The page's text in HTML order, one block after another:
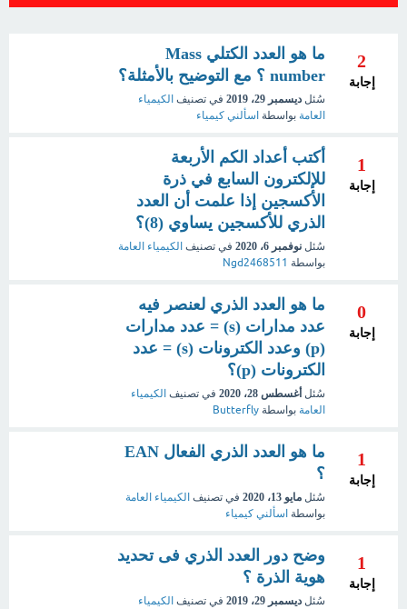
2
إجابة
ما هو العدد الكتلي Mass
number ؟ مع التوضيح بالأمثلة؟
سُئل ديسمبر 29، 2019 في تصنيف الكيمياء
العامة بواسطة اسألني كيمياء
1
إجابة
أكتب أعداد الكم الأربعة
للإلكترون السابع في ذرة
الأكسجين إذا علمت أن العدد
الذري للأكسجين يساوي (8)؟
سُئل نوفمبر 6، 2020 في تصنيف الكيمياء العامة
بواسطة Ngd2468511
0
إجابة
ما هو العدد الذري لعنصر فيه
عدد مدارات (s) = عدد مدارات
(p) وعدد الكترونات (s) = عدد
الكترونات (p)؟
سُئل أغسطس 28، 2020 في تصنيف الكيمياء
العامة بواسطة Butterfly
1
إجابة
ما هو العدد الذري الفعال EAN
؟
سُئل مايو 13، 2020 في تصنيف الكيمياء العامة
بواسطة اسألني كيمياء
1
إجابة
وضح دور العدد الذري فى تحديد
هوية الذرة ؟
سُئل ديسمبر 29، 2019 في تصنيف الكيمياء